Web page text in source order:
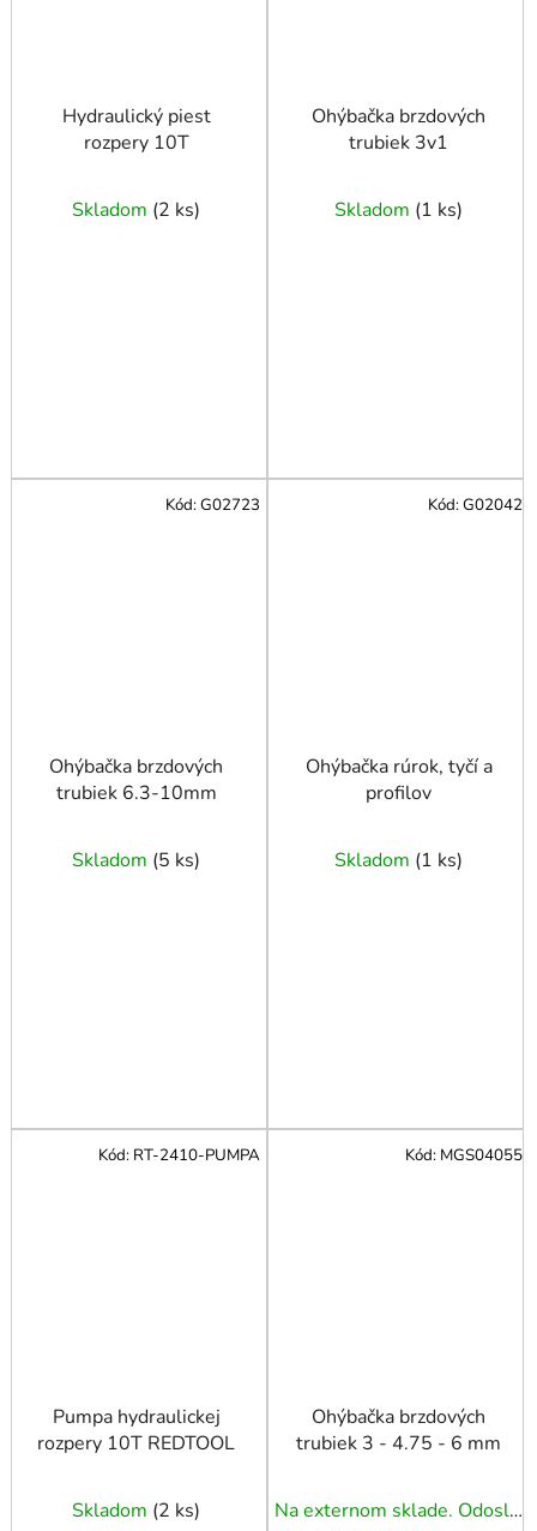
Hydraulický piest
rozpery 10T
Skladom (2 ks)
Ohýbačka brzdových
trubiek 3v1
Skladom (1 ks)
Ohýbačka brzdových
trubiek 6.3-10mm
Skladom (5 ks)
Kód:G02723
Ohýbačka rúrok, tyčí a
profilov
Skladom (1 ks)
Kód:G02042
Pumpa hydraulickej
rozpery 10T REDTOOL
Skladom (2 ks)
Kód: RT-2410-PUMPA
Ohýbačka brzdových
trubiek 3 - 4.75 - 6 mm
Na externom sklade. Odoslanie 3 - 5 prac. dní.
Kód: MGS04055